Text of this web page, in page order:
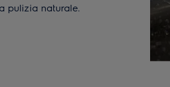
pulizia naturale.